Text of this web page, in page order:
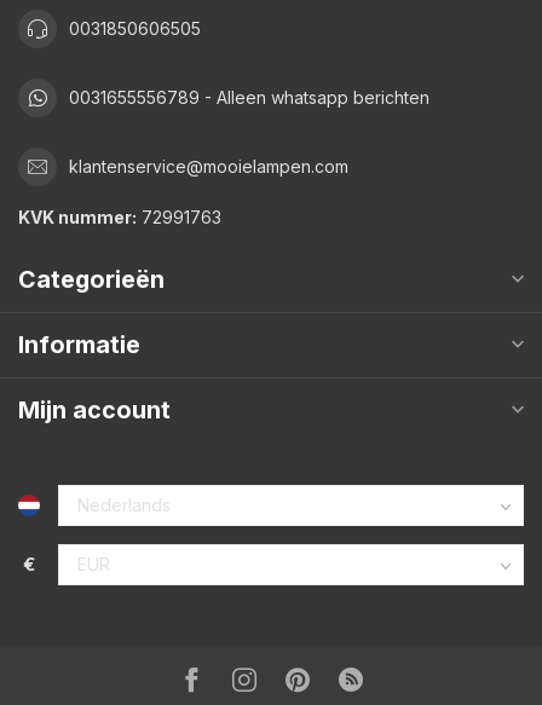
0031850606505
0031655556789 - Alleen whatsapp berichten
klantenservice@mooielampen.com
KVK nummer: 72991763
Categorieën
Informatie
Mijn account
€